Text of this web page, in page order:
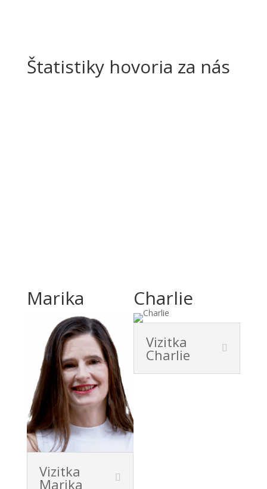
Štatistiky hovoria za nás
Marika
Vizitka
Marika
Charlie
Vizitka
Charlie